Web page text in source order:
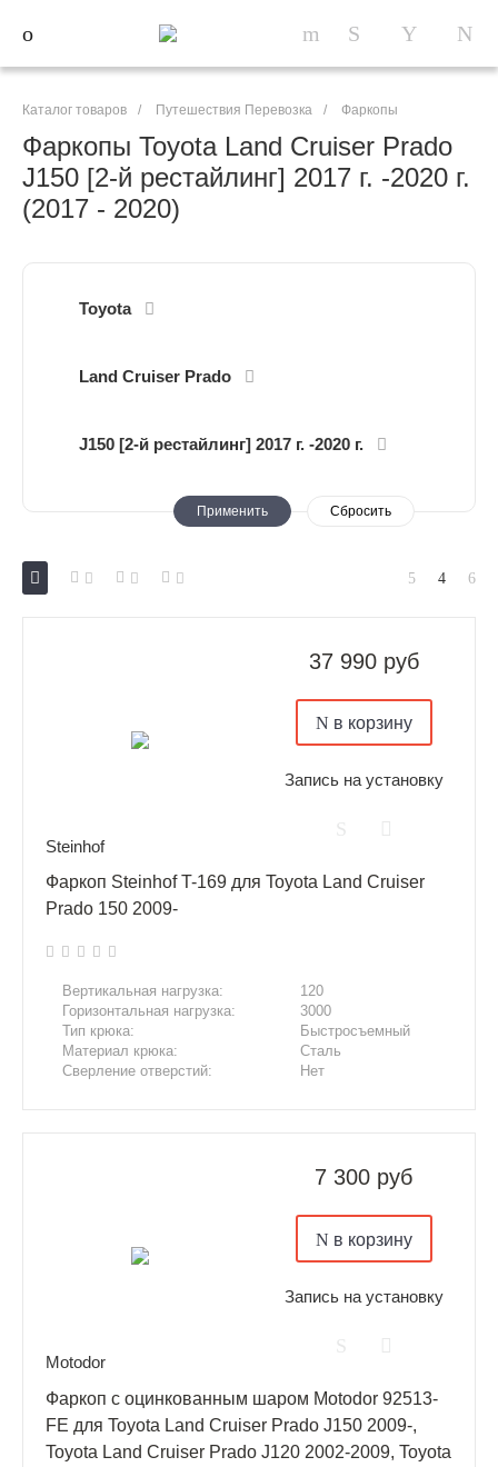
Каталог товаров / Путешествия Перевозка / Фаркопы
Фаркопы Toyota Land Cruiser Prado
J150 [2-й рестайлинг] 2017 г. -2020 г.
(2017 - 2020)
Toyota
Land Cruiser Prado
J150 [2-й рестайлинг] 2017 г. -2020 г.
Steinhof
37 990 руб
в корзину
Запись на установку
Фаркоп Steinhof T-169 для Toyota Land Cruiser
Prado 150 2009-
Вертикальная нагрузка:
120
Горизонтальная нагрузка:
3000
Тип крюка:
Быстросъемный
Материал крюка:
Сталь
Сверление отверстий:
Нет
Motodor
7 300 руб
в корзину
Запись на установку
Фаркоп с оцинкованным шаром Motodor 92513-
FE для Toyota Land Cruiser Prado J150 2009-,
Toyota Land Cruiser Prado J120 2002-2009, Toyota